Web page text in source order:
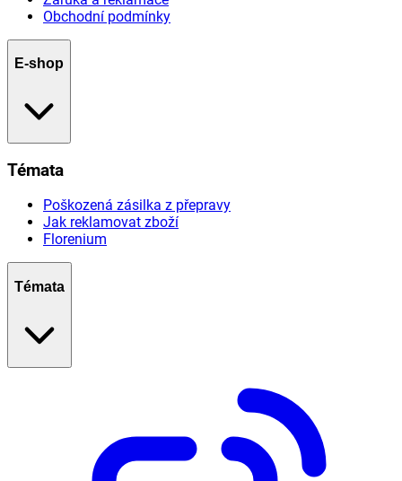
Obchodní podmínky
E-shop
Témata
Poškozená zásilka z přepravy
Jak reklamovat zboží
Florenium
Témata